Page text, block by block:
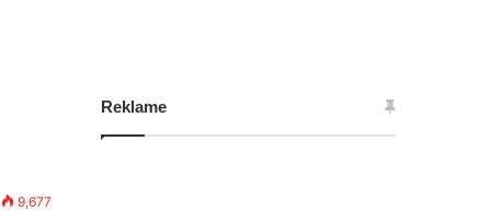
9,677
Reklame